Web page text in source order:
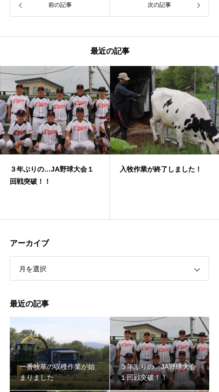
前の記事 次の記事
最近の記事
３年ぶりの…JA野球大会１
回戦突破！！
入牧作業が終了しました！
アーカイブ
月を選択
最近の記事
一番牧草の収穫作業が始
まりました
３年ぶりの…JA野球大会
１回戦突破！！